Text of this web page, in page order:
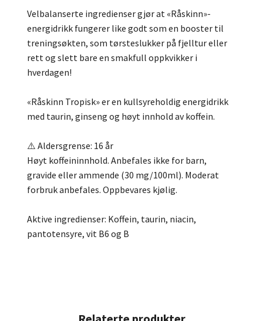
Velbalanserte ingredienser gjør at «Råskinn»-
energidrikk fungerer like godt som en booster til
treningsøkten, som tørsteslukker på fjelltur eller
rett og slett bare en smakfull oppkvikker i
hverdagen!
«Råskinn Tropisk» er en kullsyreholdig energidrikk
med taurin, ginseng og høyt innhold av koffein.
⚠️ Aldersgrense: 16 år
Høyt koffeininnhold. Anbefales ikke for barn,
gravide eller ammende (30 mg/100ml). Moderat
forbruk anbefales. Oppbevares kjølig.
Aktive ingredienser: Koffein, taurin, niacin,
pantotensyre, vit B6 og B